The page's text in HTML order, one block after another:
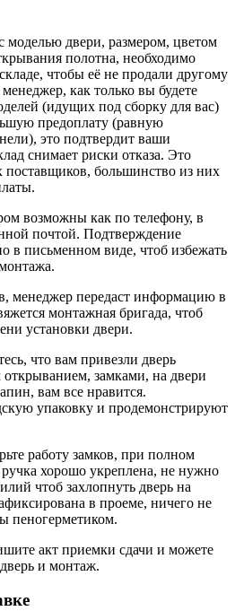
моделью двери, размером, цветом
полотна, необходимо
чтобы её не продали другому
как только вы будете
(идущих под сборку для вас)
предоплату (равную
это подтвердит ваши
снимает риски отказа. Это
поставщиков, большинство из них
возможны как по телефону, в
почтой. Подтверждение
в письменном виде, чтоб избежать
менеджер передаст информацию в
монтажная бригада, чтоб
установки двери.
что вам привезли дверь
замками, на двери
вам все нравится.
упаковку и продемонстрируют
работу замков, при полном
хорошо укреплена, не нужно
чтоб захлопнуть дверь на
в проеме, ничего не
пеногерметиком.
акт приемки сдачи и можете
и монтаж.